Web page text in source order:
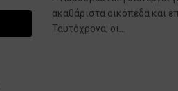
ακαθάριστα οικόπεδα και
Ταυτόχρονα, οι...